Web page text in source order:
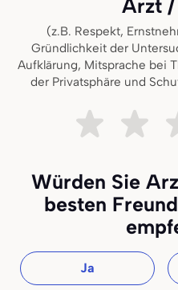
Arzt
(z.B. Respekt,
Gründlichkeit der
Aufklärung, Mitsprache bei
der Privatsphäre und
Sehr
Würden Sie
besten
Ja